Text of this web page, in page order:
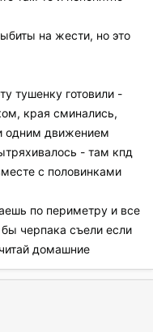
на жести, но это
тушенку готовили -
края сминались,
одним движением
- там кпд
с половинками
по периметру и все
черпака съели если
домашние